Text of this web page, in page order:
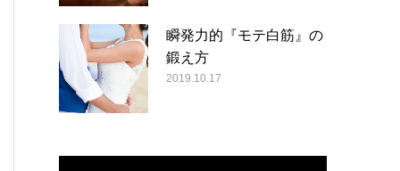
瞬発力的『モテ白筋』の
鍛え方
2019.10.17